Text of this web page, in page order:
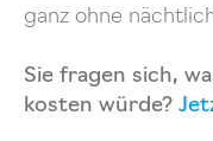
ganz ohne
Sie fragen sich,
kosten würde?